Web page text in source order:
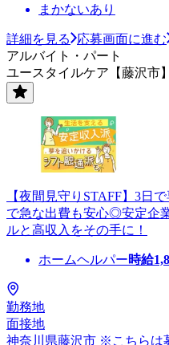
まかないあり
詳細を見る
応募画面に進む
アルバイト・パート
ユースタイルケア【藤沢市
【夜間見守りSTAFF】3日
で急な出費も安心◎安定企
ルと高収入をその手に！
ホームヘルパー時給
勤務地
面接地
神奈川県藤沢市 ※こちらは